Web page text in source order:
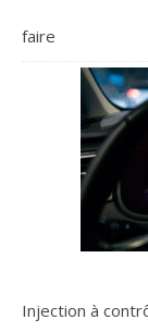
faire
Injection à